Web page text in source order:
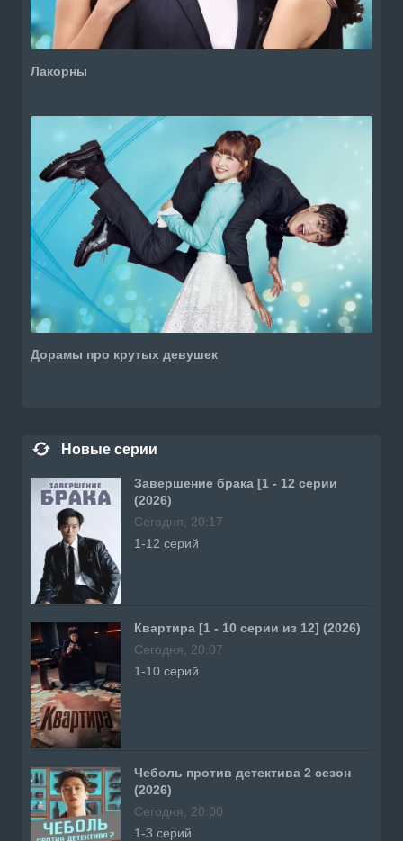
Лакорны
Дорамы про крутых девушек
Новые серии
Завершение брака [1 - 12 серии
(2026)
Сегодня, 20:17
1-12 серий
Квартира [1 - 10 серии из 12] (2026)
Сегодня, 20:07
1-10 серий
Чеболь против детектива 2 сезон
(2026)
Сегодня, 20:00
1-3 серий